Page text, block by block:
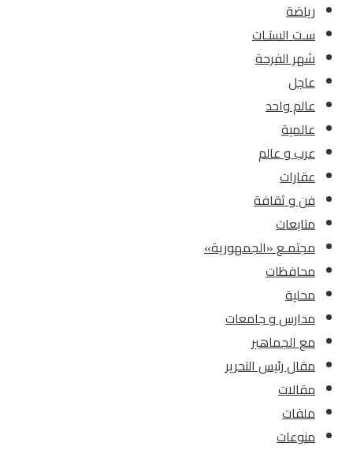
رياضة
سـت الستـات
شهر الفرحة
عاجل
عالم واحد
عالمية
عرب و عالم
عقارات
فن و ثقافة
متابعات
مجتمـع «الجمهورية»
محافظات
محلية
مدارس و جامعات
مع الجماهير
مقال رئيس التحرير
مقالات
ملفات
منوعات